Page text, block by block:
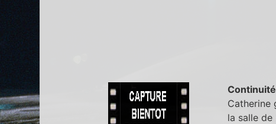
Continuité
Catherine
la salle